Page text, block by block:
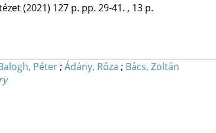
(2021) 127 p. pp. 29-41. , 13 p.
Péter ; Ádány, Róza ; Bács, Zoltán